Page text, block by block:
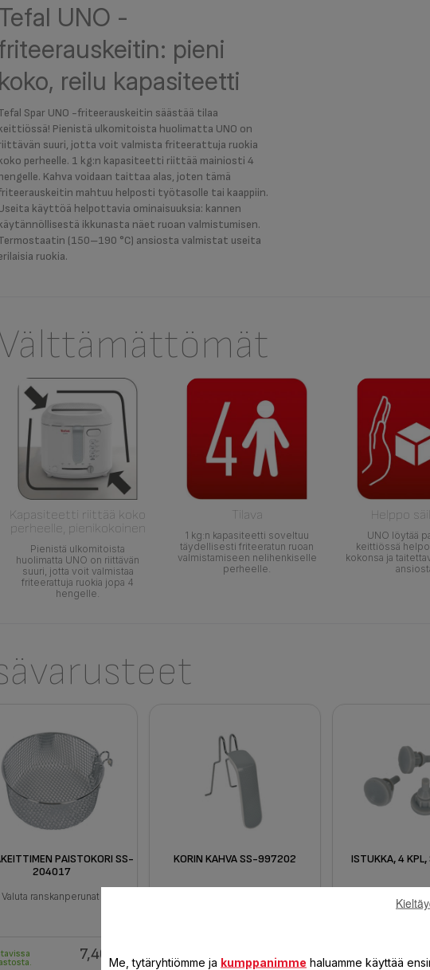
UNO -
pieni
koko, reilu kapasiteetti
Spar UNO -friteerauskeitin säästää tilaa
Pienistä ulkomitoista huolimatta UNO on
suuri, jotta voit valmista friteerattuja ruokia
perheelle. 1 kg:n kapasiteetti riittää mainiosti 4
Kahva voidaan taittaa alas, joten tämä
mahtuu helposti työtasolle tai kaappiin.
käyttöä helpottavia ominaisuuksia: kannen
ikkunasta näet ruoan valmistumisen.
(150–190 °C) ansiosta valmistat useita
ruokia.
Kapasiteetti riittää koko
perheelle, pienikokoinen
Pienistä ulkomitoista
huolimatta UNO on riittävän
suuri, jotta voit valmistaa
friteerattuja ruokia jopa 4
hengelle.
Tilava
1 kg:n kapasiteetti soveltuu
täydellisesti friteeratun ruoan
valmistamiseen nelihenkiselle
perheelle.
Helppo
UNO löytää
keittiössä
kokonsa ja
PAISTOKORI SS-
204017
Valuta ranskanperunat
7,40 €
KORIN KAHVA SS-997202
4,20 €
varastosta.
ISTUKKA, 4
tärinätön
varastosta.
Me, tytäryhtiömme ja kumppanimme haluamme käyttää